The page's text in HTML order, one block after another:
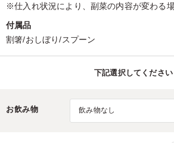
※仕入れ状況により、副菜の内容が変わる場
付属品
割箸/おしぼり/スプーン
下記選択してください
お飲み物